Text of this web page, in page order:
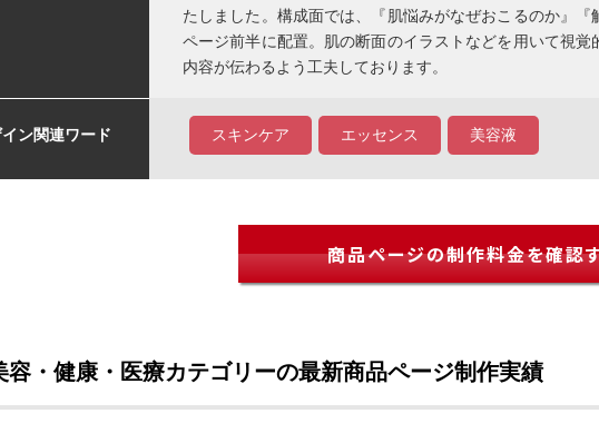
たしました。構成面では、『肌悩みがなぜおこるのか』
ページ前半に配置。肌の断面のイラストなどを用いて視
内容が伝わるよう工夫しております。
ン関連ワード スキンケア エッセンス 美容液
商品ページの制作料金を確認
容・健康・医療カテゴリーの最新商品ページ制作実績